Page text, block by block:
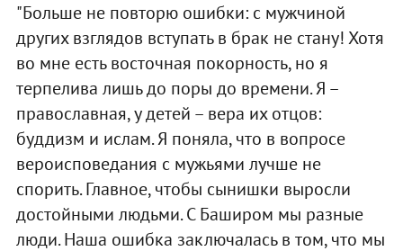
"Больше не повторю ошибки: с мужчиной
других взглядов вступать в брак не стану! Хотя
во мне есть восточная покорность, но я
терпелива лишь до поры до времени. Я –
православная, у детей – вера их отцов:
буддизм и ислам. Я поняла, что в вопросе
вероисповедания с мужьями лучше не
спорить. Главное, чтобы сынишки выросли
достойными людьми. С Баширом мы разные
люди. Наша ошибка заключалась в том, что мы